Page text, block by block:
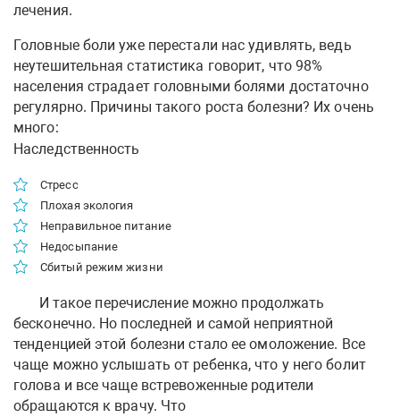
лечения.
Головные боли уже перестали нас удивлять, ведь
неутешительная статистика говорит, что 98%
населения страдает головными болями достаточно
регулярно. Причины такого роста болезни? Их очень
много:
Наследственность
Стресс
Плохая экология
Неправильное питание
Недосыпание
Сбитый режим жизни
И такое перечисление можно продолжать
бесконечно. Но последней и самой неприятной
тенденцией этой болезни стало ее омоложение. Все
чаще можно услышать от ребенка, что у него болит
голова и все чаще встревоженные родители
обращаются к врачу. Что